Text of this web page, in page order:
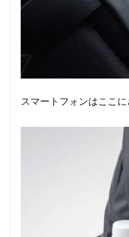
スマートフォンはここ